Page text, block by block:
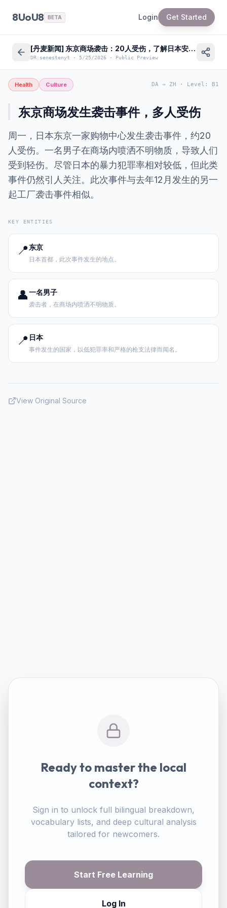
8UoU8 BETA Login Get Started
[丹麦新闻] 东京商场袭击：20人受伤，了解日本安全信息
DR:senestenyt · 5/25/2026 · Public Preview
Health Culture DA → ZH · Level : B1
东京商场发生袭击事件，多人受伤
周一，日本东京一家购物中心发生袭击事件，约20
人受伤。一名男子在商场内喷洒不明物质，导致人们
受到轻伤。尽管日本的暴力犯罪率相对较低，但此类
事件仍然引人关注。此次事件与去年12月发生的另一
起工厂袭击事件相似。
KEY ENTITIES
📍 东京
日本首都，此次事件发生的地点。
👤一名男子
袭击者，在商场内喷洒不明物质。
📍 日本
事件发生的国家，以低犯罪率和严格的枪支法律而闻名。
View Original Source
Ready to master the local
context?
Sign in to unlock full bilingual breakdown,
vocabulary lists, and deep cultural analysis
tailored for newcomers.
Start Free Learning
Log In